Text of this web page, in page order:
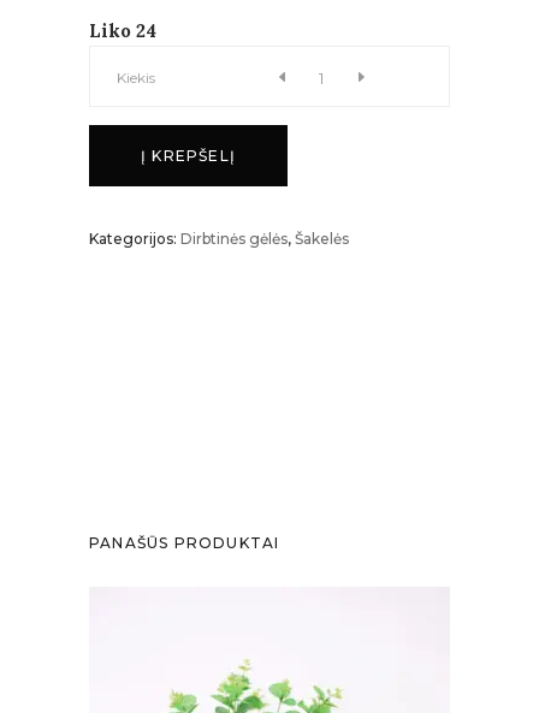
Liko 24
NARCIZAI
Kiekis
Į KREPŠELĮ
Kategorijos: Dirbtinės gėlės, Šakelės
PANAŠŪS PRODUKTAI